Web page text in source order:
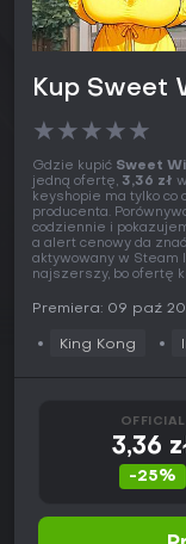
Kup Sweet
★★★★★
Gdzie kupić Sweet
jedną ofertę, 3,36 zł
keyshopie ma tylko
producenta.
codziennie i
a alert cenowy da
aktywowany w Steam
najszerszy, bo ofertę
Premiera: 09 paź
King Kong
OFFICIAL
3,36
-25%